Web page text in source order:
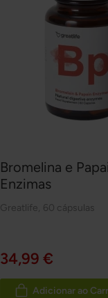
Bromelina e
Enzimas
Greatlife 60 cápsulas
34,99 €
Adicionar ao